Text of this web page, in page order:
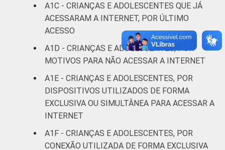
De 13 a 14
2
De 15 a 17
anos
0
RENDA
FAMILIAR
Até 1 SM 2
A1C - CRIANÇAS E ADOLESCENTES QUE JÁ
ACESSARAM A INTERNET, POR ÚLTIMO
ACESSO
A1D - CRIANÇAS E ADOLESCENTES, POR
MOTIVOS PARA NÃO ACESSAR A INTERNET
A1E - CRIANÇAS E ADOLESCENTES, POR
DISPOSITIVOS UTILIZADOS DE FORMA
EXCLUSIVA OU SIMULTÂNEA PARA ACESSAR A
INTERNET
A1F - CRIANÇAS E ADOLESCENTES, POR
CONEXÃO UTILIZADA DE FORMA EXCLUSIVA